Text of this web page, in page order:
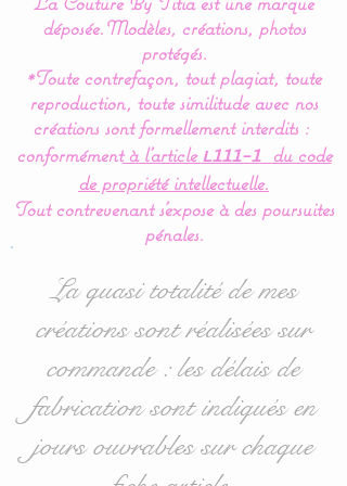
Lot de 2 panières ou
corbeilles de rangement
Très pratique, pour ranger
les produits de soins de
bébé, les couches, les
lingettes et les cotons, elles
s'intégreront parfaitement
dans la chambre de bébé.
Les panières sont rigides et
tiennent parfaitement sur
la table à langer.
Grand modèle : 25 x 25 x
déposée.Modèles, créations, photos
protégés.
*Toute contrefaçon, tout plagiat, toute
reproduction, toute similitude avec nos
créations sont formellement interdits :
conformémentà l’article L111-1
du code
de propriété intellectuelle.
Tout contrevenant s'expose à des poursuites
pénales.
La quasi totalité de mes
créations sont réalisées sur
commande : les délais de
fabrication sont indiqués en
jours ouvrables sur chaque